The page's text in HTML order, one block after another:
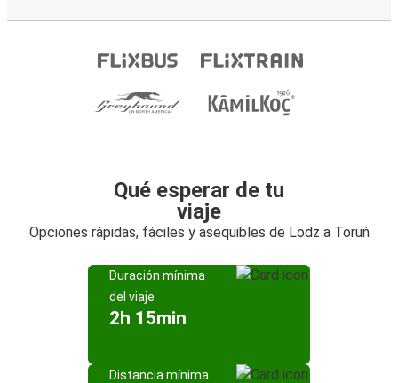
Qué esperar de tu
viaje
Opciones rápidas, fáciles y asequibles de Lodz a Toruń
Duración mínima
del viaje
2h 15min
Distancia mínima